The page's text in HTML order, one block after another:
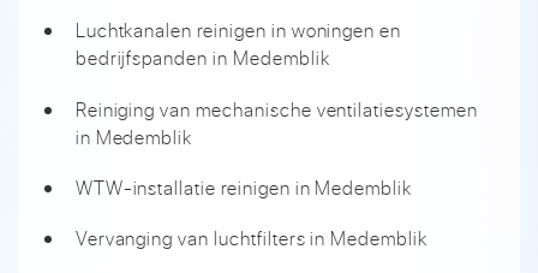
Luchtkanalen reinigen in woningen en
bedrijfspanden in Medemblik
Reiniging van mechanische ventilatiesystemen
in Medemblik
WTW-installatie reinigen in Medemblik
Vervanging van luchtfilters in Medemblik